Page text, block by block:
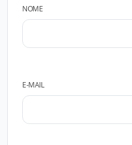
NOME
E-MAIL